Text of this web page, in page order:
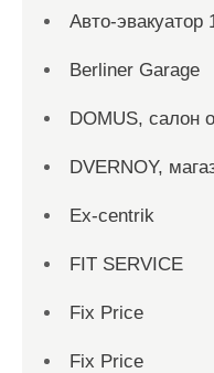
Aвто-эвакуатор
Berliner Garage
DOMUS, салон
DVERNOY,
Ex-centrik
FIT SERVICE
Fix Price
Fix Price